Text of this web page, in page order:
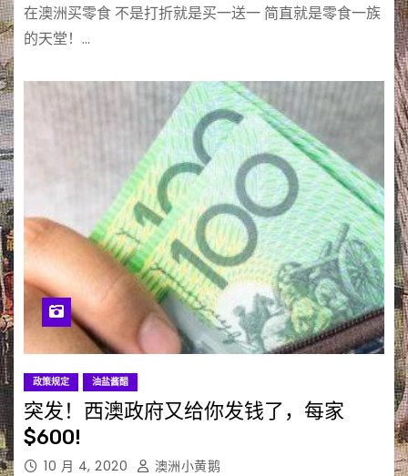
在澳洲买零食 不是打折就是买一送一 简直就是零食一族
的天堂！…
政策规定 油盐酱醋
突发！西澳政府又给你发钱了，每家
$600!
10 月 4, 2020 澳洲小黄鹅